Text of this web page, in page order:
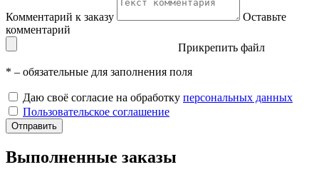
Комментарий к заказу
Оставьте
комментарий
Прикрепить файл
* – обязательные для заполнения поля
Даю своё согласие на обработку персональных данных
Пользовательское соглашение
Отправить
Выполненные заказы